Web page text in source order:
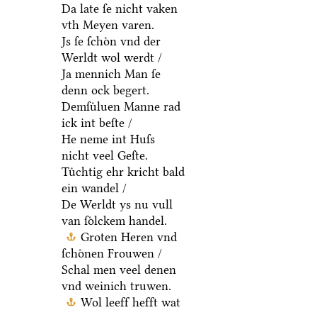
Da late ſe nicht vaken
vth Meyen varen.
Js ſe ſchoͤn vnd der
Werldt wol werdt /
Ja mennich Man ſe
denn ock begert.
Demſuͤluen Manne rad
ick int beſte /
He neme int Huſs
nicht veel Geſte.
Tuͤchtig ehr kricht bald
ein wandel /
De Werldt ys nu vull
van ſoͤlckem handel.
Groten Heren vnd
ſchoͤnen Frouwen /
Schal men veel denen
vnd weinich truwen.
Wol leeff hefft wat